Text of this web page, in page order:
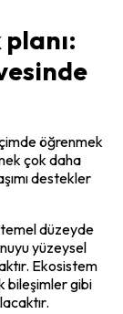
planı:
öğrenmek
çok daha
destekler
düzeyde
yüzeysel
Ekosistem
bileşimler gibi